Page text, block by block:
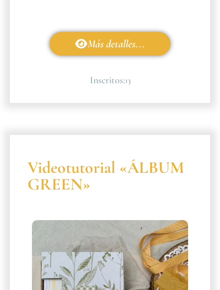
Más detalles...
Inscritos:13
Videotutorial «ÁLBUM
GREEN»